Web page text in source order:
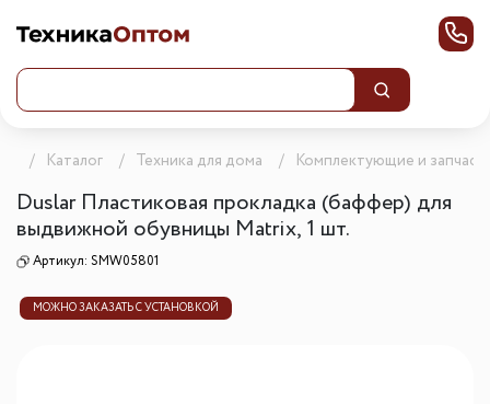
Каталог Техника для дома Комплектующие и
Duslar Пластиковая прокладка (баффер) для
выдвижной обувницы Matrix, 1 шт.
Артикул: SMW05801
МОЖНО ЗАКАЗАТЬ С УСТАНОВКОЙ